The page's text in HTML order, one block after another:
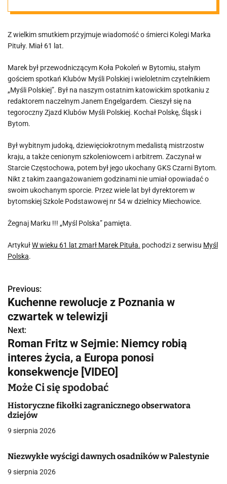
Z wielkim smutkiem przyjmuje wiadomość o śmierci Kolegi Marka
Pituły. Miał 61 lat.
Marek był przewodniczącym Koła Pokoleń w Bytomiu, stałym
gościem spotkań Klubów Myśli Polskiej i wieloletnim czytelnikiem
„Myśli Polskiej”. Był na naszym ostatnim katowickim spotkaniu z
redaktorem naczelnym Janem Engelgardem. Cieszył się na
tegoroczny Zjazd Klubów Myśli Polskiej. Kochał Polskę, Śląsk i
Bytom.
Był wybitnym judoką, dziewięciokrotnym medalistą mistrzostw
kraju, a także cenionym szkoleniowcem i arbitrem. Zaczynał w
Starcie Częstochowa, potem był jego ukochany GKS Czarni Bytom.
Nikt z takim zaangażowaniem godzinami nie umiał opowiadać o
swoim ukochanym sporcie. Przez wiele lat był dyrektorem w
bytomskiej Szkole Podstawowej nr 54 w dzielnicy Miechowice.
Żegnaj Marku !!! „Myśl Polska” pamięta.
ArtykułW wieku 61 lat zmarł Marek Pituła. pochodzi z serwisu Myśl
Polska.
N
a
w
i
g
a
c
j
w
Previous:
Kuchenne rewolucje z Poznania w
czwartek w telewizji
Next:
Roman Fritz w Sejmie: Niemcy robią
interes życia, a Europa ponosi
konsekwencje [VIDEO]
Może Ci się spodobać
Historyczne fikołki zagranicznego obserwatora
dziejów
9 sierpnia 2026
Niezwykłe wyścigi dawnych osadników w Palestynie
9 sierpnia 2026